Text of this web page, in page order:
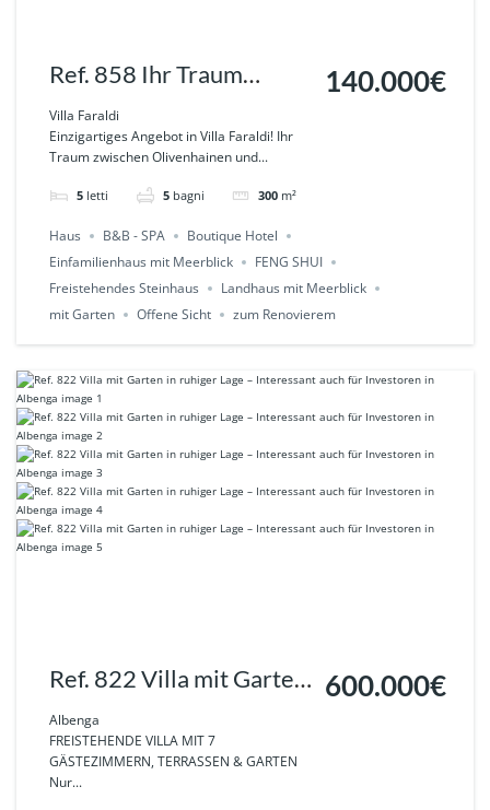
Ref. 858 Ihr Traum
zwischen Olivenhainen
und Meerblick – Villa
Faraldi
Villa Faraldi
Einzigartiges Angebot in Villa Faraldi! Ihr
Traum zwischen Olivenhainen und...
5 letti 5 bagni 300 m²
140.000€
Haus B&B - SPA
Boutique Hotel
Einfamilienhaus mit Meerblick
FENG SHUI
Freistehendes Steinhaus
Landhaus mit Meerblick
mit Garten
Offene Sicht zum Renovierem
Ref. 822 Villa mit Garten
in ruhiger Lage –
Interessant auch für
Investoren in Albenga
Albenga
FREISTEHENDE VILLA MIT 7
GÄSTEZIMMERN, TERRASSEN & GARTEN
Nur...
600.000€